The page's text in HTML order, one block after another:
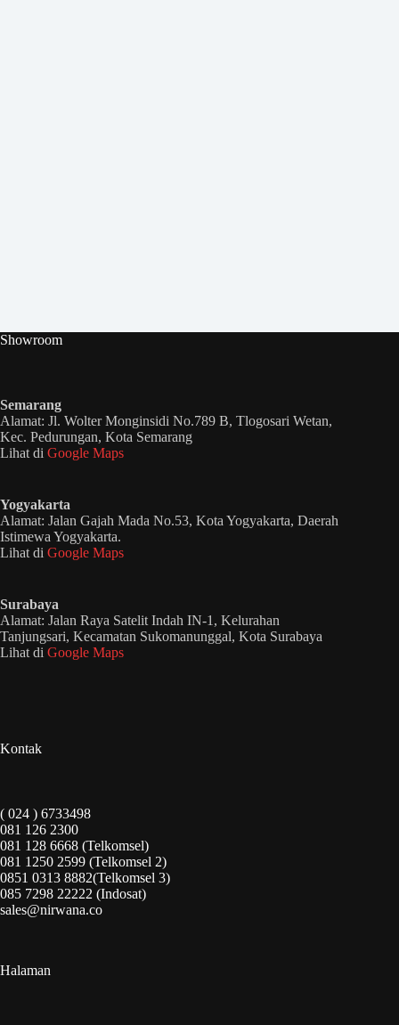
Showroom
Semarang
Alamat: Jl. Wolter Monginsidi No.789 B, Tlogosari Wetan,
Kec. Pedurungan, Kota Semarang
Lihat di Google Maps
Yogyakarta
Alamat: Jalan Gajah Mada No.53, Kota Yogyakarta, Daerah
Istimewa Yogyakarta.
Lihat di Google Maps
Surabaya
Alamat: Jalan Raya Satelit Indah IN-1, Kelurahan
Tanjungsari, Kecamatan Sukomanunggal, Kota Surabaya
Lihat di Google Maps
Kontak
( 024 ) 6733498
081 126 2300
081 128 6668 (Telkomsel)
081 1250 2599 (Telkomsel 2)
0851 0313 8882(Telkomsel 3)
085 7298 22222 (Indosat)
sales@nirwana.co
Halaman